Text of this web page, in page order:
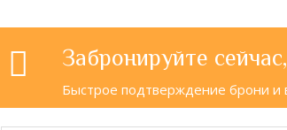
Забронируйте
Быстрое подтверждение брони